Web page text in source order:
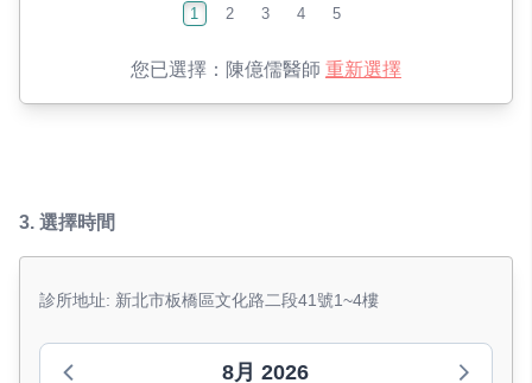
1 2 3 4 5
您已選擇： 陳億儒醫師 重新選擇
3. 選擇時間
診所地址: 新北市板橋區文化路二段41號1~4樓
8月 2026